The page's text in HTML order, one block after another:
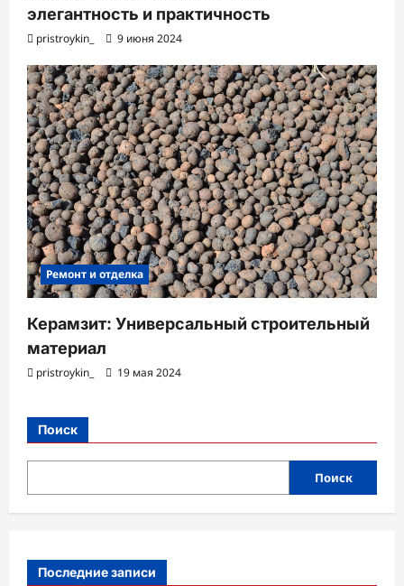
элегантность и практичность
pristroykin_ 9 июня 2024
Ремонт и отделка
Керамзит: Универсальный строительный
материал
pristroykin_ 19 мая 2024
Поиск
Поиск
Последние записи